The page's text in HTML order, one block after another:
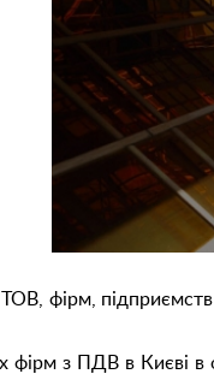
фірм,
фірм з ПДВ в Києві